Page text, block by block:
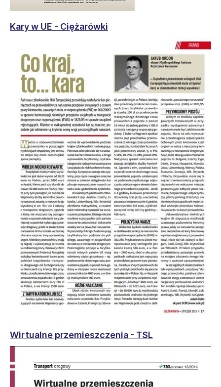
Kary w UE - Ciężarówki
Wirtualne przemieszczenia - TSL